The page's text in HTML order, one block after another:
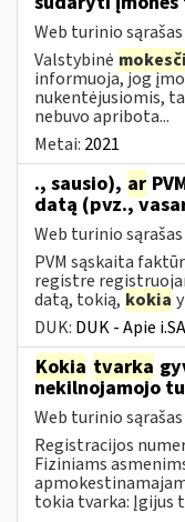
Web turinio sąrašas
Valstybinė
informuoja, jog
nukentėjusiomis,
nebuvo apribota...
Metai: 2021
., sausio), ar
datą (pvz.,
Web turinio sąrašas
PVM sąskaita
registre
datą, tokią, kokia
DUK: DUK - Apie
Kokia tvarka
nekilnojamojo
Web turinio sąrašas
Registracijos
Fiziniams
tokia tvarka: Įgijus